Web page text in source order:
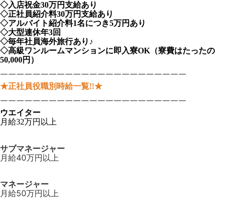
◇入店祝金30万円支給あり
◇正社員紹介料30万円支給あり
◇アルバイト紹介料1名につき5万円あり
◇大型連休年3回
◇毎年社員海外旅行あり♪
◇高級ワンルームマンションに即入寮OK（寮費はたったの
50,000円）
￣￣￣￣￣￣￣￣￣￣￣￣￣￣￣￣￣￣￣￣￣￣￣
★正社員役職別時給一覧!!★
￣￣￣￣￣￣￣￣￣￣￣￣￣￣￣￣￣￣￣￣￣￣￣
ウエイター
月給32万円以上
サブマネージャー
月給40万円以上
マネージャー
月給50万円以上